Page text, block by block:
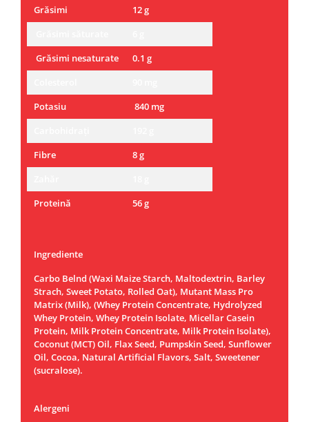
Grăsimi
12 g
Grăsimi nesaturate
0.1 g
Potasiu
840 mg
Fibre
8 g
Proteină
56 g
Ingrediente
Carbo Belnd (Waxi Maize Starch, Maltodextrin, Barley
Strach, Sweet Potato, Rolled Oat), Mutant Mass Pro
Matrix (Milk), (Whey Protein Concentrate, Hydrolyzed
Whey Protein, Whey Protein Isolate, Micellar Casein
Protein, Milk Protein Concentrate, Milk Protein Isolate),
Coconut (MCT) Oil, Flax Seed, Pumpskin Seed, Sunflower
Oil, Cocoa, Natural Artificial Flavors, Salt, Sweetener
(sucralose).
Alergeni